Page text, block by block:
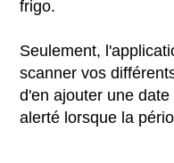
frigo.
Seulement,
scanner vos
d'en ajouter une
alerté lorsque la